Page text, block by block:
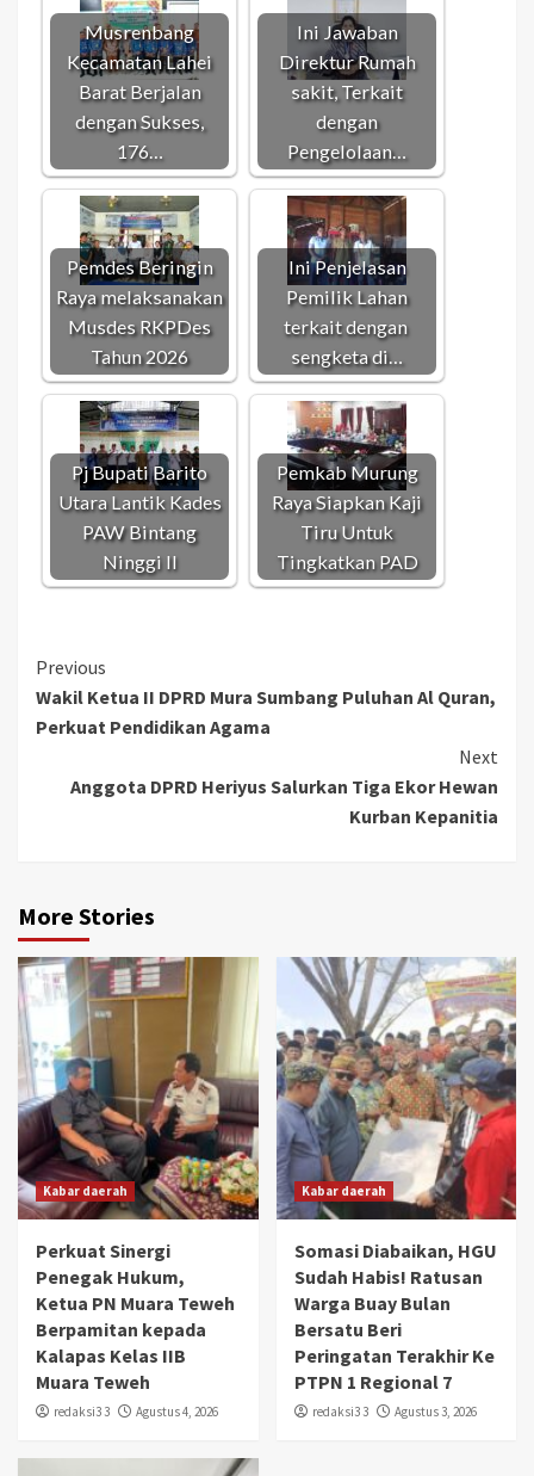
Musrenbang
Kecamatan Lahei
Barat Berjalan
dengan Sukses,
176…
Ini Jawaban
Direktur Rumah
sakit, Terkait
dengan
Pengelolaan…
Pemdes Beringin
Raya melaksanakan
Musdes RKPDes
Tahun 2026
Ini Penjelasan
Pemilik Lahan
terkait dengan
sengketa di…
Pj Bupati Barito
Utara Lantik Kades
PAW Bintang
Ninggi ll
Pemkab Murung
Raya Siapkan Kaji
Tiru Untuk
Tingkatkan PAD
Continue
Reading
Previous
Wakil Ketua II DPRD Mura Sumbang Puluhan Al Quran,
Perkuat Pendidikan Agama
Next
Anggota DPRD Heriyus Salurkan Tiga Ekor Hewan
Kurban Kepanitia
More Stories
Kabar daerah
Perkuat Sinergi
Penegak Hukum,
Ketua PN Muara Teweh
Berpamitan kepada
Kalapas Kelas IIB
Muara Teweh
redaksi3 3 Agustus 4, 2026
Kabar daerah
Somasi Diabaikan, HGU
Sudah Habis! Ratusan
Warga Buay Bulan
Bersatu Beri
Peringatan Terakhir Ke
PTPN 1 Regional 7
redaksi3 3 Agustus 3, 2026